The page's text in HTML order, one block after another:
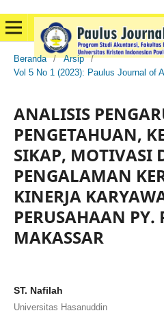
Beranda / Arsip
/
Vol 5 No 1 (2023): Paulus Journal of
ANALISIS
PENGETAHUAN,
SIKAP, MOTIVASI
PENGALAMAN
KINERJA
PERUSAHAAN PY.
MAKASSAR
ST. Nafilah
Universitas Hasanuddin